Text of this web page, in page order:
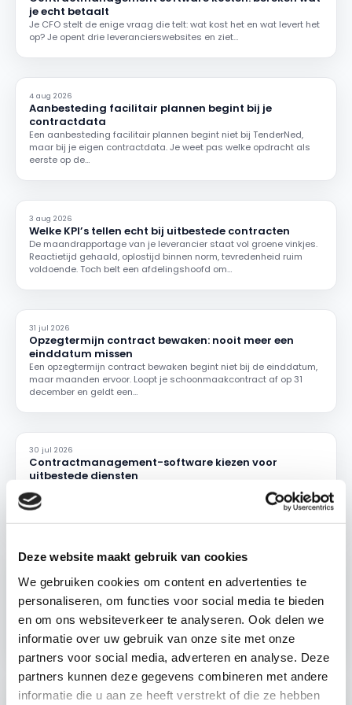
Deze website maakt gebruik van cookies
We gebruiken cookies om content en advertenties te
personaliseren, om functies voor social media te bieden
en om ons websiteverkeer te analyseren. Ook delen we
informatie over uw gebruik van onze site met onze
partners voor social media, adverteren en analyse. Deze
partners kunnen deze gegevens combineren met andere
informatie die u aan ze heeft verstrekt of die ze hebben
je echt betaalt
Je CFO stelt de enige vraag die telt: wat kost het en wat levert het
op? Je opent drie leverancierswebsites en ziet…
4 aug 2026
Aanbesteding facilitair plannen begint bij je
contractdata
Een aanbesteding facilitair plannen begint niet bij TenderNed,
maar bij je eigen contractdata. Je weet pas welke opdracht als
eerste op de…
3 aug 2026
Welke KPI’s tellen echt bij uitbestede contracten
De maandrapportage van je leverancier staat vol groene vinkjes.
Reactietijd gehaald, oplostijd binnen norm, tevredenheid ruim
voldoende. Toch belt een afdelingshoofd om…
31 jul 2026
Opzegtermijn contract bewaken: nooit meer een
einddatum missen
Een opzegtermijn contract bewaken begint niet bij de einddatum,
maar maanden ervoor. Loopt je schoonmaakcontract af op 31
december en geldt een…
30 jul 2026
Contractmanagement-software kiezen voor
uitbestede diensten
Je hebt net weer een verlenging gemist. De
schoonmaakleverancier verhoogde de tarieven met een indexatie
die je niet kon narekenen, want de…
Contractmanagement facilitair professionaliseren
in vier stappen
en het onderhoud zijn uitbesteed, verspreid over tientallen
contracten. Die staan in…
28 jul 2026